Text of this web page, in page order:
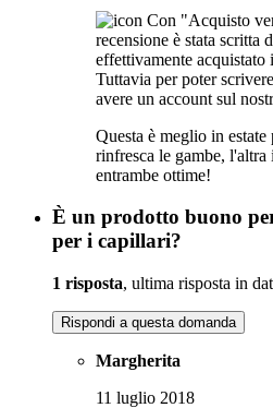
Con "Acquisto
recensione è stata scritta
effettivamente
Tuttavia per poter
avere un account sul
Questa è meglio in
rinfresca le gambe,
entrambe ottime!
È un prodotto buono
per i capillari?
1 risposta, ultima risposta in
Rispondi a questa domanda
Margherita
11 luglio 2018